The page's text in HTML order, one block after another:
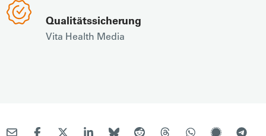
Qualitätssicherung
Vita Health Media